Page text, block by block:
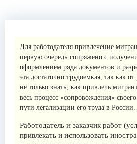
Для работодателя привлечение
первую очередь сопряжено с
оформлением ряда документов и
эта достаточно трудоемкая, так как от
не только знать, как привлечь
весь процесс «сопровождения»
пути легализации его труда в России.
Работодатель и заказчик работ
привлекать и использовать